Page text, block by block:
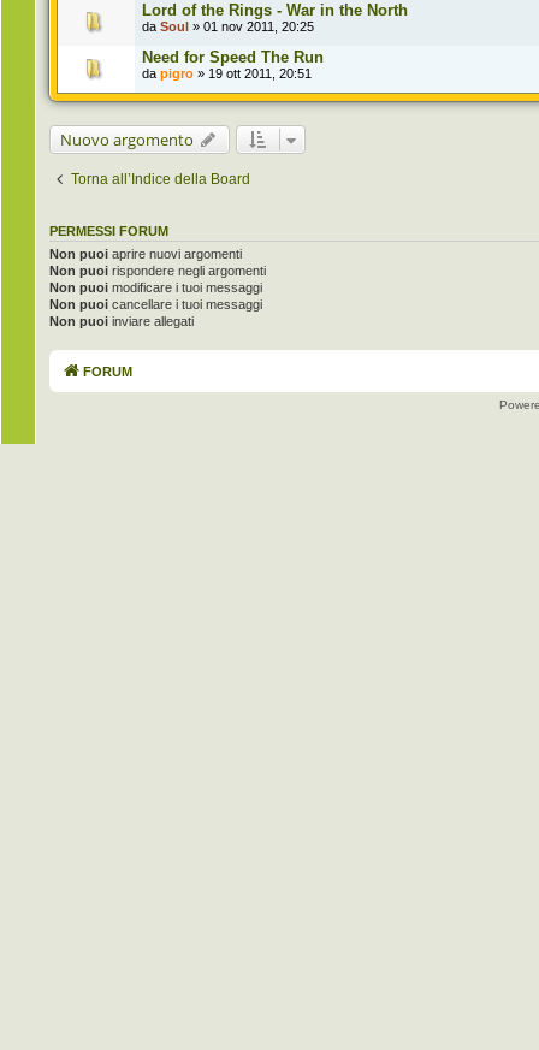
Lord of the Rings - War in the North
da Soul » 01 nov 2011, 20:25
Need for Speed The Run
da pigro » 19 ott 2011, 20:51
Nuovo argomento
Torna all’Indice della Board
PERMESSI FORUM
Non puoi aprire nuovi argomenti
Non puoi rispondere negli argomenti
Non puoi modificare i tuoi messaggi
Non puoi cancellare i tuoi messaggi
Non puoi inviare allegati
FORUM